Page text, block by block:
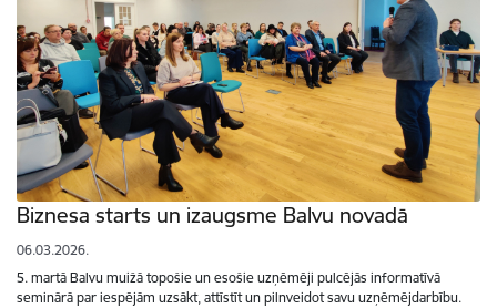
Biznesa starts un izaugsme Balvu novadā
06.03.2026.
5. martā Balvu muižā topošie un esošie uzņēmēji pulcējās informatīvā
seminārā par iespējām uzsākt, attīstīt un pilnveidot savu uzņēmējdarbību.